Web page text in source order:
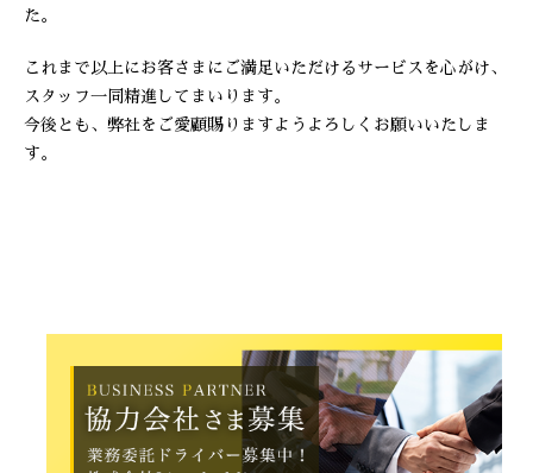
た。
これまで以上にお客さまにご満足いただけるサービスを心がけ、
スタッフ一同精進してまいります。
今後とも、弊社をご愛顧賜りますようよろしくお願いいたしま
す。